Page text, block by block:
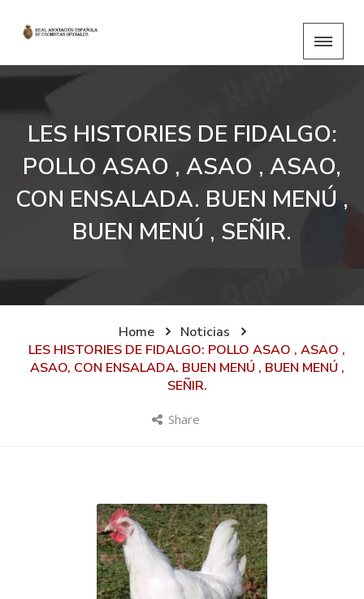
LES HISTORIES DE FIDALGO:
POLLO ASAO , ASAO , ASAO,
CON ENSALADA. BUEN MENÚ ,
BUEN MENÚ , SEÑIR.
Home
Noticias
LES HISTORIES DE FIDALGO: POLLO ASAO , ASAO ,
ASAO, CON ENSALADA. BUEN MENÚ , BUEN MENÚ ,
SEÑIR.
Share